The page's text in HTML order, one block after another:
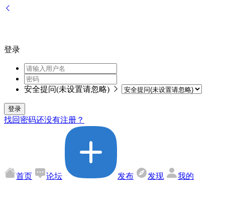
登录
安全提问(未设置请忽略)
登录
找回密码还没有注册？
首页 论坛 发布 发现 我的